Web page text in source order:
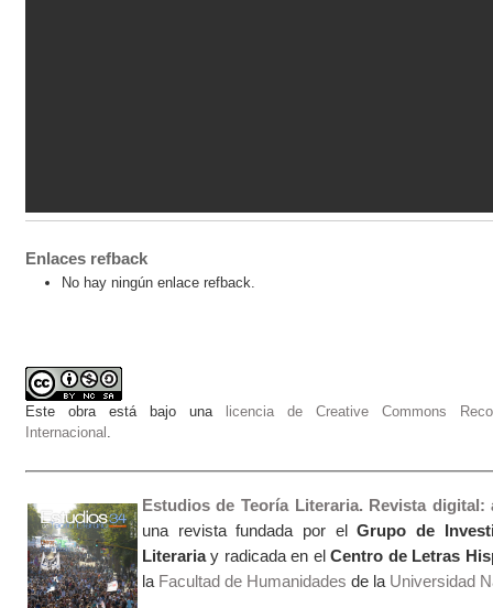
Enlaces refback
No hay ningún enlace refback.
Este obra está bajo una
licencia de Creative Commons
Internacional
Estudios de Teoría Literaria. Revista
una revista fundada por elGrupo de
Literariay radicada en elCentro de Letras
la Facultad de Humanidades de laUniversidad